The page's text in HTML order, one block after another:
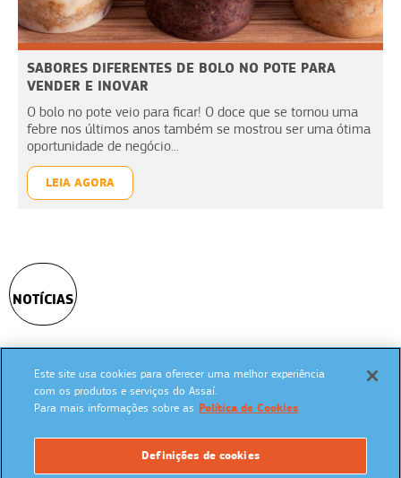
SABORES DIFERENTES DE BOLO NO POTE PARA
VENDER E INOVAR
O bolo no pote veio para ficar! O doce que se tornou uma
febre nos últimos anos também se mostrou ser uma ótima
oportunidade de negócio...
LEIA AGORA
NOTÍCIAS
SIGA NAS REDES SOCIAIS:
Este site usa cookies para oferecer uma melhor experiência
com os produtos e serviços do Assaí.
Para mais informações sobre as Política de Cookies
Definições de cookies